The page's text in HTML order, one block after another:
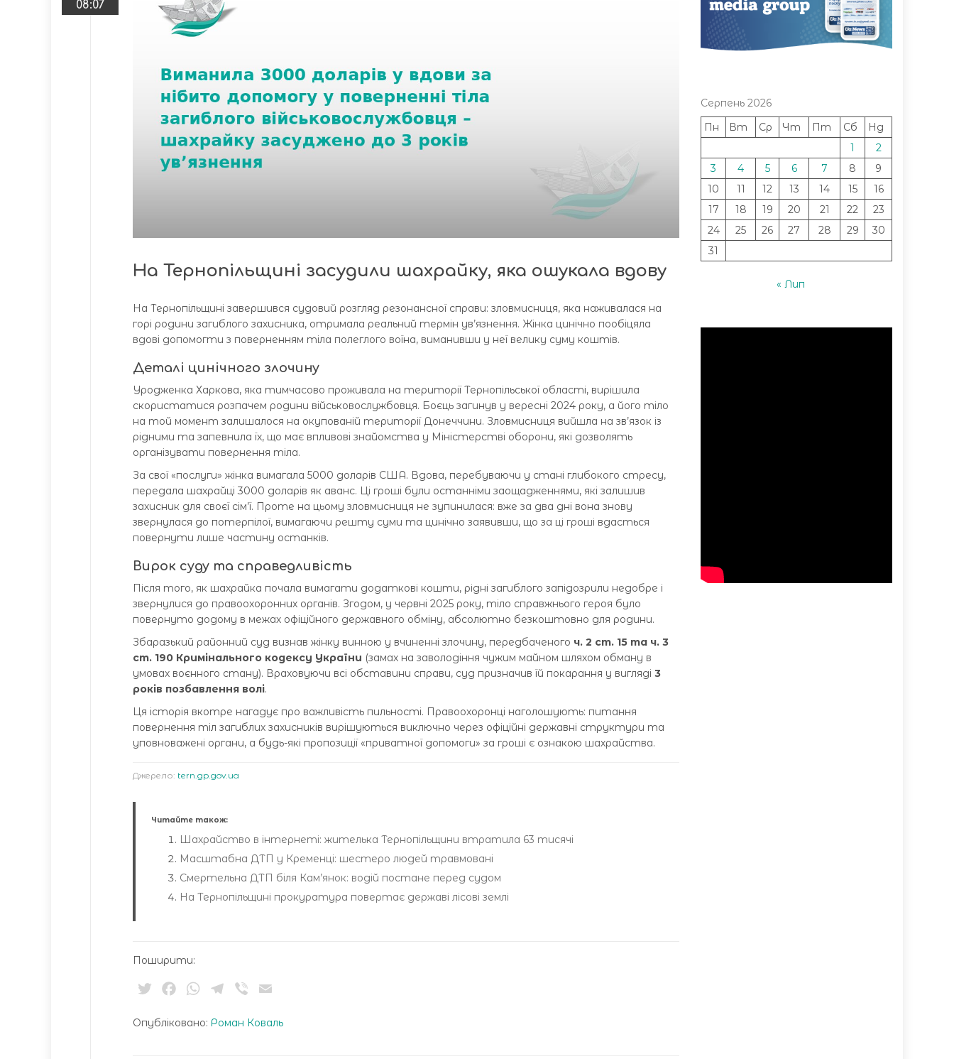
08:07
На Тернопільщині засудили шахрайку, яка ошукала вдову
На Тернопільщині завершився судовий розгляд резонансної справи: зловмисниця, яка наживалася на
горі родини загиблого захисника, отримала реальний термін ув’язнення. Жінка цинічно пообіцяла
вдові допомогти з поверненням тіла полеглого воїна, виманивши у неї велику суму коштів.
Деталі цинічного злочину
Уродженка Харкова, яка тимчасово проживала на території Тернопільської області, вирішила
скористатися розпачем родини військовослужбовця. Боєць загинув у вересні 2024 року, а його тіло
на той момент залишалося на окупованій території Донеччини. Зловмисниця вийшла на зв’язок із
рідними та запевнила їх, що має впливові знайомства у Міністерстві оборони, які дозволять
організувати повернення тіла.
За свої «послуги» жінка вимагала 5000 доларів США. Вдова, перебуваючи у стані глибокого стресу,
передала шахрайці 3000 доларів як аванс. Ці гроші були останніми заощадженнями, які залишив
захисник для своєї сім’ї. Проте на цьому зловмисниця не зупинилася: вже за два дні вона знову
звернулася до потерпілої, вимагаючи решту суми та цинічно заявивши, що за ці гроші вдасться
повернути лише частину останків.
Вирок суду та справедливість
Після того, як шахрайка почала вимагати додаткові кошти, рідні загиблого запідозрили недобре і
звернулися до правоохоронних органів. Згодом, у червні 2025 року, тіло справжнього героя було
повернуто додому в межах офіційного державного обміну, абсолютно безкоштовно для родини.
Збаразький районний суд визнав жінку винною у вчиненні злочину, передбаченого ч. 2 ст. 15 та ч. 3
ст. 190 Кримінального кодексу України (замах на заволодіння чужим майном шляхом обману в
умовах воєнного стану). Враховуючи всі обставини справи, суд призначив їй покарання у вигляді 3
років позбавлення волі.
Ця історія вкотре нагадує про важливість пильності. Правоохоронці наголошують: питання
повернення тіл загиблих захисників вирішуються виключно через офіційні державні структури та
уповноважені органи, а будь-які пропозиції «приватної допомоги» за гроші є ознакою шахрайства.
Джерело: tern.gp.gov.ua
Читайте також:
Шахрайство в інтернеті: жителька Тернопільщини втратила 63 тисячі
Масштабна ДТП у Кременці: шестеро людей травмовані
Смертельна ДТП біля Кам’янок: водій постане перед судом
На Тернопільщині прокуратура повертає державі лісові землі
Поширити:
TwitterFacebookWhatsApp
Telegram
Viber
Опубліковано: Роман Коваль
Серпень 2026
Пн
Вт Ср Чт Пт Сб
Нд
1
2
3
4 5 6 7 8
9
10
11 12 13 14 15
16
17
18 19 20 21 22
23
24
25 26 27 28 29
30
31
« Лип